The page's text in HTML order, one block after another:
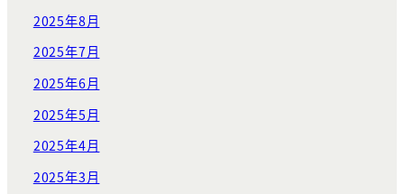
2025年8月
2025年7月
2025年6月
2025年5月
2025年4月
2025年3月